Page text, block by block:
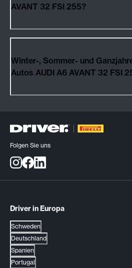
AVANT 32 FSI 255?
Winter-, Sommer- und
Autos AUDI A6 AVANT 32
Folgen Sie uns
Driver in Europa
Schweden
Deutschland
Spanien
Portugal